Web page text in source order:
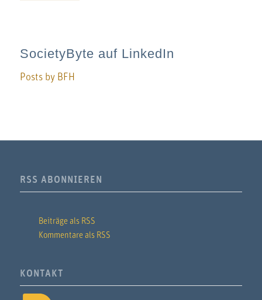
SocietyByte auf LinkedIn
Posts by BFH
RSS ABONNIEREN
Beiträge als RSS
Kommentare als RSS
KONTAKT